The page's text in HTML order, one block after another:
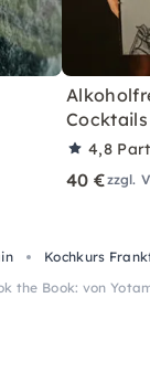
4,8
40 €zzgl.
Kochkurs
the Book: von